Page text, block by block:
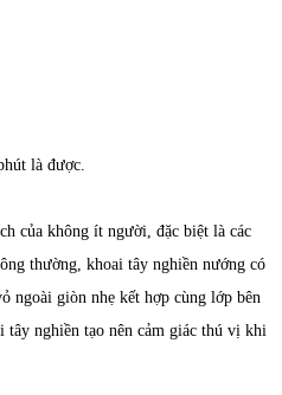
là được.
của không ít người, đặc biệt là các
thường, khoai tây nghiền nướng có
ngoài giòn nhẹ kết hợp cùng lớp bên
tây nghiền tạo nên cảm giác thú vị khi